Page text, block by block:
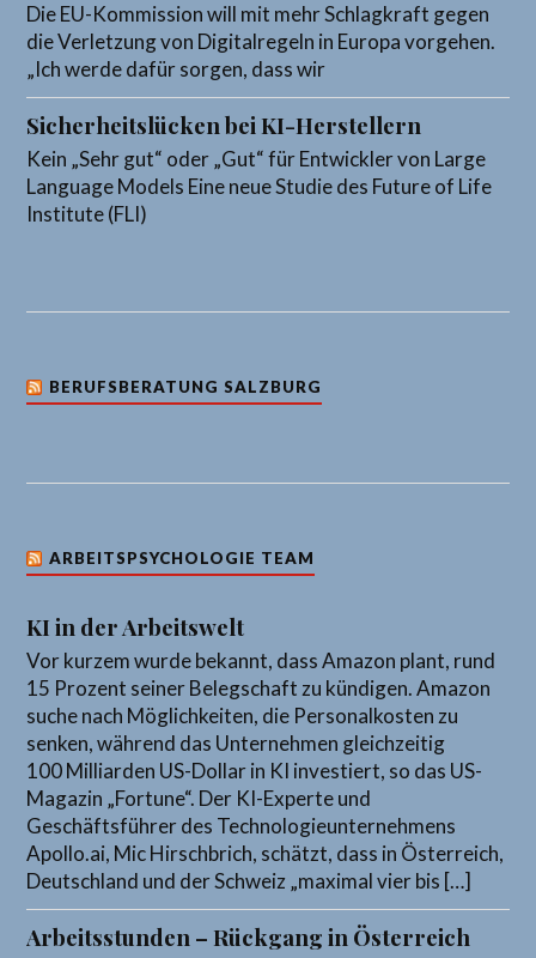
Die EU-Kommission will mit mehr Schlagkraft gegen
die Verletzung von Digitalregeln in Europa vorgehen.
„Ich werde dafür sorgen, dass wir
Sicherheitslücken bei KI-Herstellern
Kein „Sehr gut“ oder „Gut“ für Entwickler von Large
Language Models Eine neue Studie des Future of Life
Institute (FLI)
BERUFSBERATUNG SALZBURG
ARBEITSPSYCHOLOGIE TEAM
KI in der Arbeitswelt
Vor kurzem wurde bekannt, dass Amazon plant, rund
15 Prozent seiner Belegschaft zu kündigen. Amazon
suche nach Möglichkeiten, die Personalkosten zu
senken, während das Unternehmen gleichzeitig
100 Milliarden US-Dollar in KI investiert, so das US-
Magazin „Fortune“. Der KI-Experte und
Geschäftsführer des Technologieunternehmens
Apollo.ai, Mic Hirschbrich, schätzt, dass in Österreich,
Deutschland und der Schweiz „maximal vier bis […]
Arbeitsstunden – Rückgang in Österreich